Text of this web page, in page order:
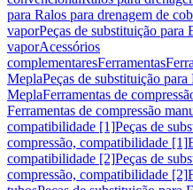
para Ralos para drenagem de
vaporPeças de substituição para
vaporAcessórios
complementaresFerramentas
MeplaPeças de substituição
MeplaFerramentas de
Ferramentas de compressão
compatibilidade [1]Peças de
compressão, compatibilidade [1]
compatibilidade [2]Peças de
compressão, compatibilidade [2]